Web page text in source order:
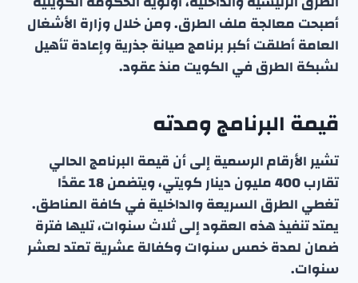
أصبحت معالجة ملف الطرق. ومن خلال وزارة الأشغال
العامة أطلقت أكبر برنامج صيانة جذرية وإعادة تأهيل
لشبكة الطرق في الكويت منذ عقود.
قيمة البرنامج ومدته
تشير الأرقام الرسمية إلى أن قيمة البرنامج الحالي
تقارب 400 مليون دينار كويتي، ويتضمن 18 عقدًا
تغطي الطرق السريعة والداخلية في كافة المناطق.
يمتد تنفيذ هذه العقود إلى ثلاث سنوات، تليها فترة
ضمان لمدة خمس سنوات وكفالة عشرية تمتد لعشر
سنوات.